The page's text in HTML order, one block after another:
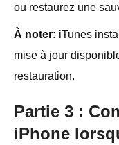
ou restaurez une
À noter: iTunes
mise à jour
restauration.
Partie 3 :
iPhone